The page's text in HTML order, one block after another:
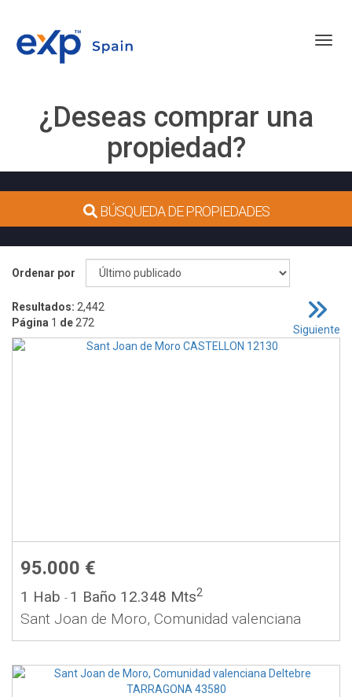
¿Deseas comprar una
propiedad?
BÚSQUEDA DE PROPIEDADES
Ordenar por
Siguiente
Resultados: 2,442
Página 1 de 272
95.000 €
1 Hab - 1 Baño 12.348 Mts2
Sant Joan de Moro, Comunidad valenciana